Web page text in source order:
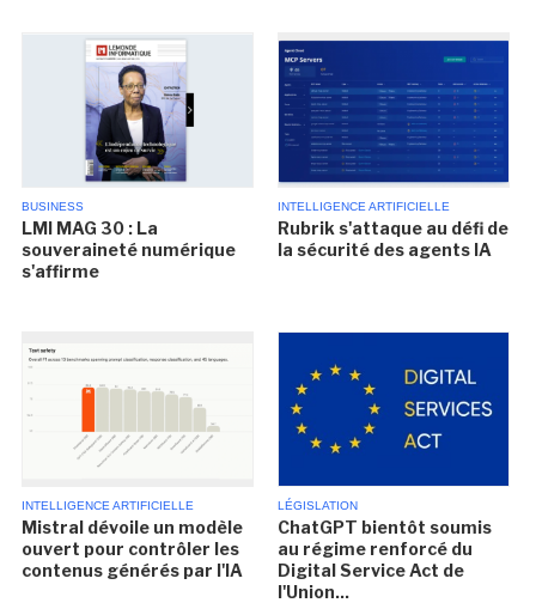
BUSINESS
LMI MAG 30 : La
souveraineté numérique
s'affirme
INTELLIGENCE ARTIFICIELLE
Rubrik s'attaque au défi de
la sécurité des agents IA
INTELLIGENCE ARTIFICIELLE
Mistral dévoile un modèle
ouvert pour contrôler les
contenus générés par l'IA
LÉGISLATION
ChatGPT bientôt soumis
au régime renforcé du
Digital Service Act de
l'Union...